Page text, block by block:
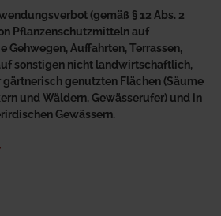
(gemäß § 12 Abs. 2
Pflanzenschutzmitteln auf
Gehwegen, Auffahrten, Terrassen,
sonstigen nicht landwirtschaftlich,
genutzten Flächen (Säume
und Wäldern, Gewässerufer) und in
Gewässern.